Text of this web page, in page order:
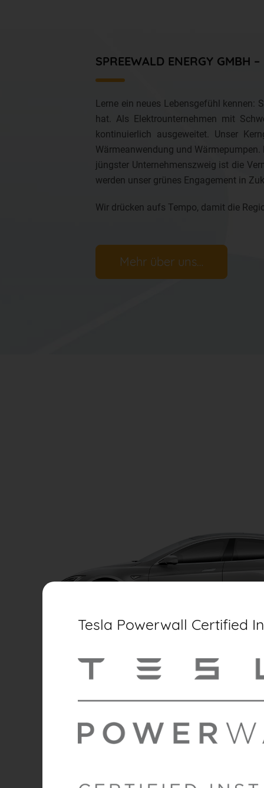
SPREEWALD ENERGY GMBH
Lerne ein neues Lebensgefühl kennen:
hat. Als Elektrounternehmen mit
kontinuierlich ausgeweitet. Unser
Wärmeanwendung und
jüngster Unternehmenszweig ist die
werden unser grünes Engagement in
Wir drücken aufs Tempo, damit die
Mehr über uns…
Tesla Powerwall Certified